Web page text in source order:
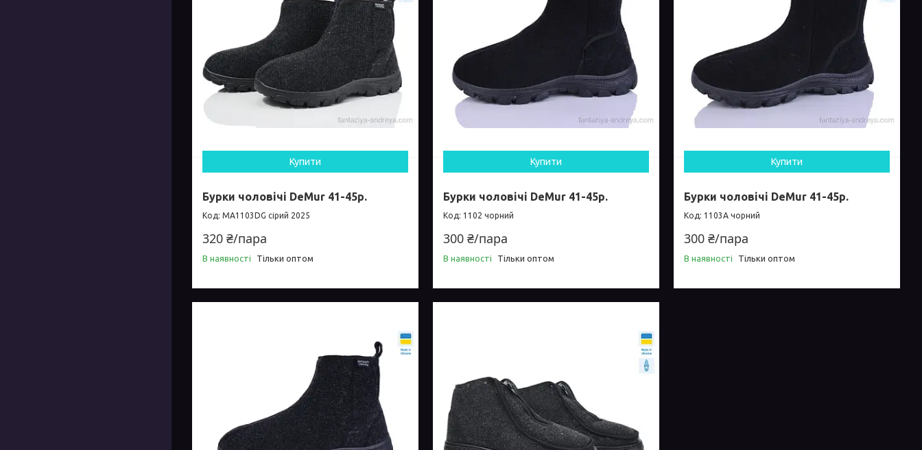
Купити
Бурки чоловічі DeMur 41-45р.
MA1103DG сірий 2025
320 ₴/пара
В наявності Тільки оптом
Купити
Бурки чоловічі DeMur 41-45р.
1102 чорний
300 ₴/пара
В наявності Тільки оптом
Купити
Бурки чоловічі DeMur 41-45р.
1103A чорний
300 ₴/пара
В наявності Тільки оптом